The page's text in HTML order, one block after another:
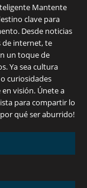
Mantente
clave para
Desde noticias
de internet, te
un toque de
Ya sea cultura
curiosidades
visión. Únete a
para compartir lo
qué ser aburrido!
la
no
con mayor
de